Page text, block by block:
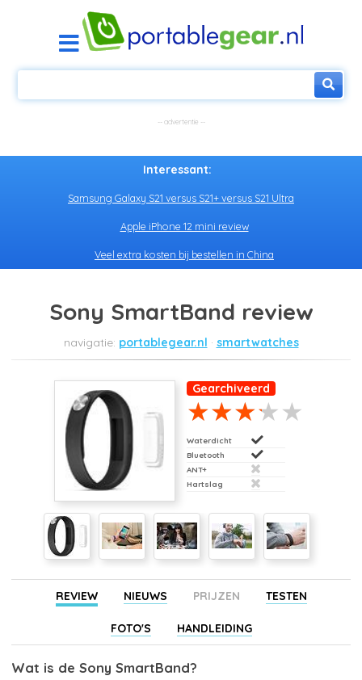
Interessant:
Samsung Galaxy S21 versus S21+ versus S21 Ultra
Apple iPhone 12 mini review
Veel extra kosten bij bestellen in China
Sony SmartBand review
portablegear.nl smartwatches
Gearchiveerd
Waterdicht
Bluetooth
ANT+
Hartslag
REVIEW NIEUWS PRIJZEN TESTEN
FOTO'S HANDLEIDING
Wat is de Sony SmartBand?